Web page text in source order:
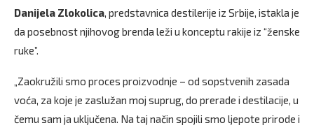
Danijela Zlokolica, predstavnica destilerije iz Srbije, istakla je
da posebnost njihovog brenda leži u konceptu rakije iz “ženske
ruke”.
„Zaokružili smo proces proizvodnje – od sopstvenih zasada
voća, za koje je zaslužan moj suprug, do prerade i destilacije, u
čemu sam ja uključena. Na taj način spojili smo ljepote prirode i